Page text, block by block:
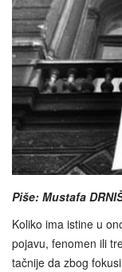
Piše: Mustafa
Koliko ima istine u
pojavu, fenomen ili
tačnije da zbog